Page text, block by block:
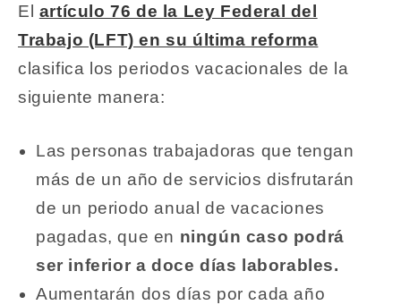
El artículo 76 de la Ley Federal del
Trabajo (LFT) en su última reforma
clasifica los periodos vacacionales de la
siguiente manera:
Las personas trabajadoras que tengan
más de un año de servicios disfrutarán
de un periodo anual de vacaciones
pagadas, que en ningún caso podrá
ser inferior a doce días laborables.
Aumentarán dos días por cada año